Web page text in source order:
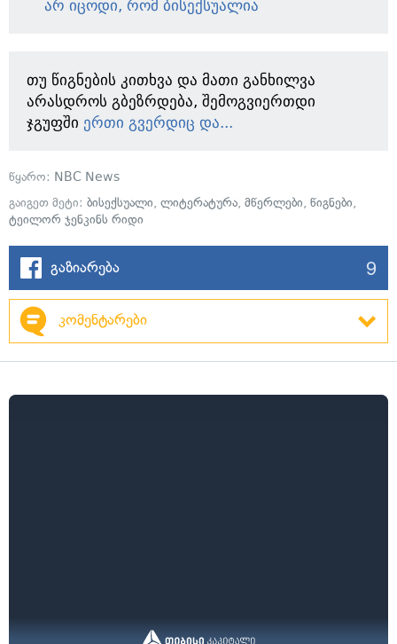
არ იცოდი, რომ ბისექსუალია
თუ წიგნების კითხვა და მათი განხილვა
არასდროს გბეზრდება, შემოგვიერთდი
ჯგუფში ერთი გვერდიც და...
წყარო: NBC News
გაიგეთ მეტი: ბისექსუალი, ლიტერატურა, მწერლები, წიგნები,
ტეილორ ჯენკინს რიდი
გაზიარება 9
კომენტარები